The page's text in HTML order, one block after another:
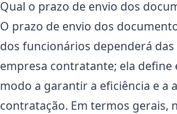
Qual o prazo de envio dos
O prazo de envio dos
dos funcionários dependerá das
empresa contratante; ela define
modo a garantir a eficiência e a
contratação. Em termos gerais,